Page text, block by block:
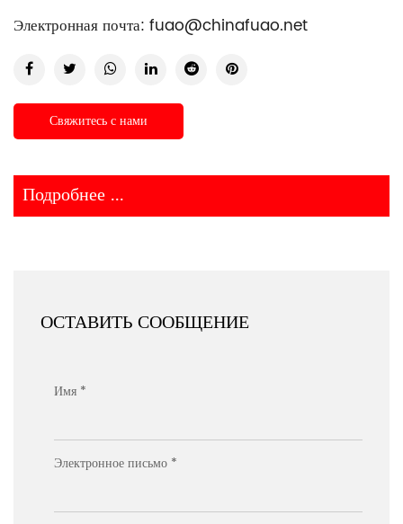
Электронная почта: fuao@chinafuao.net
Свяжитесь с нами
Подробнее ...
ОСТАВИТЬ СООБЩЕНИЕ
Имя *
Электронное письмо *